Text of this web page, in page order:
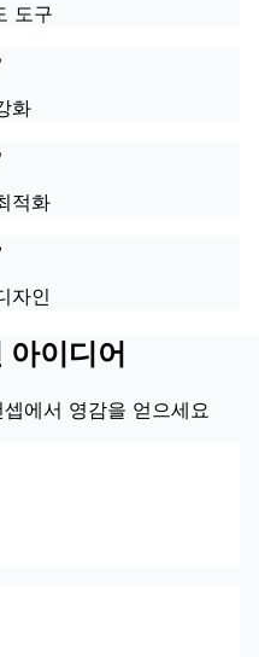
도구
화
적화
자인
아이디어
에서 영감을 얻으세요